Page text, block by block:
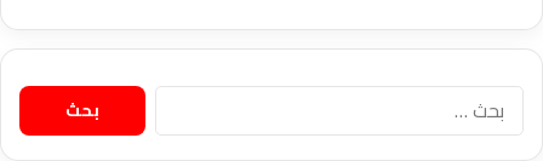
البحث
عن: